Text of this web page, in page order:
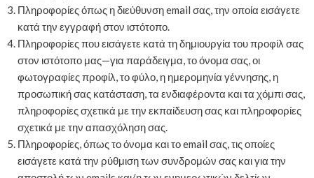
Πληροφορίες όπως η διεύθυνση email σας, την οποία εισάγετε
κατά την εγγραφή στον ιστότοπο.
Πληροφορίες που εισάγετε κατά τη δημιουργία του προφίλ σας
στον ιστότοπο μας—για παράδειγμα, το όνομα σας, οι
φωτογραφίες προφίλ, το φύλο, η ημερομηνία γέννησης, η
προσωπική σας κατάσταση, τα ενδιαφέροντα και τα χόμπι σας,
πληροφορίες σχετικά με την εκπαίδευση σας και πληροφορίες
σχετικά με την απασχόληση σας.
Πληροφορίες, όπως το όνομα και το email σας, τις οποίες
εισάγετε κατά την ρύθμιση των συνδρομών σας και για την